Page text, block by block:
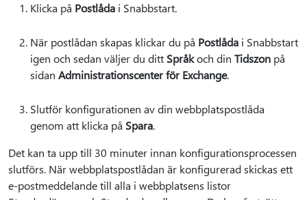
Klicka på Postlåda i Snabbstart.
När postlådan skapas klickar du på Postlåda i Snabbstart
igen och sedan väljer du ditt Språkoch din Tidszon på
sidan Administrationscenter för Exchange.
Slutför konfigurationen av din webbplatspostlåda
genom att klicka på Spara.
Det kan ta upp till 30 minuter innan konfigurationsprocessen
slutförs. När webbplatspostlådan är konfigurerad skickas ett
e-postmeddelande till alla i webbplatsens listor